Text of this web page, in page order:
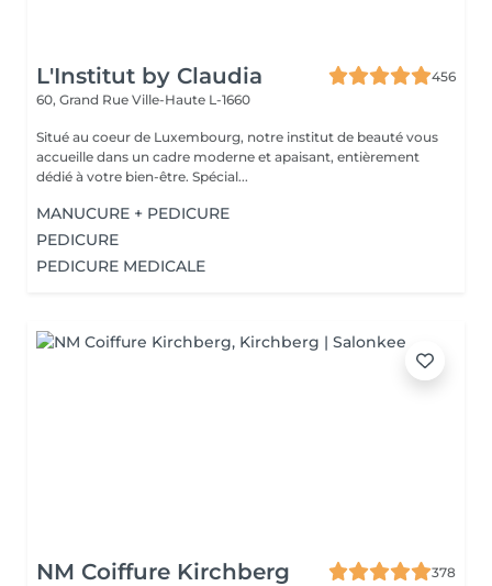
L'Institut by Claudia
456
60, Grand Rue Ville-Haute L-1660
Situé au coeur de Luxembourg, notre institut de beauté vous
accueille dans un cadre moderne et apaisant, entièrement
dédié à votre bien-être. Spécial...
MANUCURE + PEDICURE
PEDICURE
PEDICURE MEDICALE
NM Coiffure Kirchberg
378